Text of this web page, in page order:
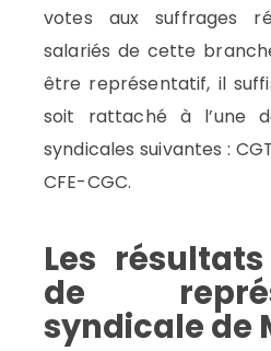
votes aux suffrages
salariés de cette
être représentatif, il
soit rattaché à l’une
syndicales suivantes :
CFE-CGC.
Les
de
syndicale de